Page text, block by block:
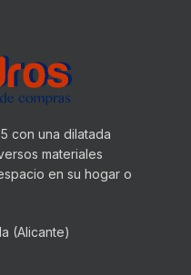
con una dilatada
materiales
en su hogar o
(Alicante)